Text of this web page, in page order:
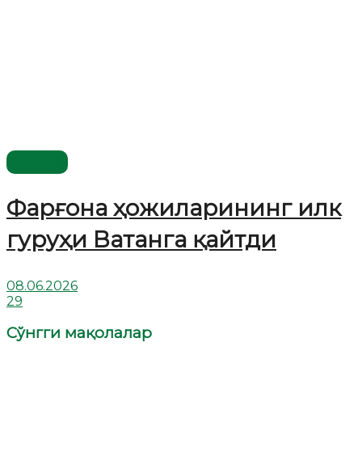
Фарғона ҳожиларининг илк
гуруҳи Ватанга қайтди
08.06.2026
29
Сўнгги мақолалар